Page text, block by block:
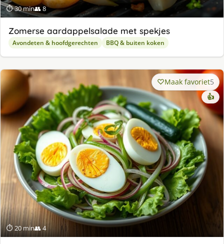
⏱ 30 min👥 8
Zomerse aardappelsalade met spekjes
Avondeten & hoofdgerechten BBQ & buiten koken
⏱ 20 min👥 4
Maak favoriet5
👍